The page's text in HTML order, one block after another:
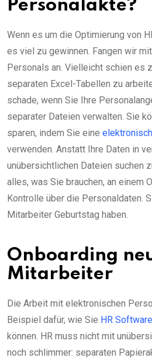
Personalakte?
Wenn es um die Optimierung von
es viel zu gewinnen. Fangen wir
Personals an. Vielleicht schien es
separaten Excel-Tabellen zu
schade, wenn Sie Ihre
separater Dateien verwalten. Sie
sparen, indem Sie eine
verwenden. Anstatt Ihre Daten in
unübersichtlichen Dateien suchen
alles, was Sie brauchen, an einem
Kontrolle über die Personaldaten.
Mitarbeiter Geburtstag haben.
Onboarding
Mitarbeiter
Die Arbeit mit elektronischen
Beispiel dafür, wie Sie HR Software
können. HR muss nicht mit
noch schlimmer: separaten